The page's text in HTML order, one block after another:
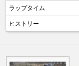
ラップタイム
ヒストリー